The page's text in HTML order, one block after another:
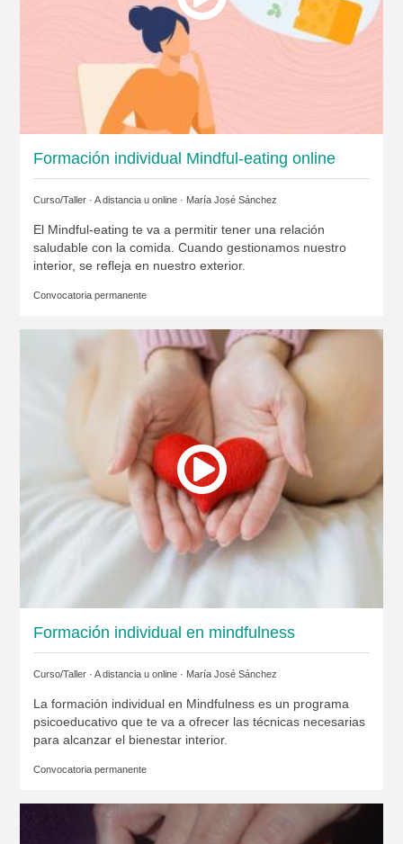
Formación individual Mindful-eating online
Curso/Taller · A distancia u online · María José Sánchez
El Mindful-eating te va a permitir tener una relación
saludable con la comida. Cuando gestionamos nuestro
interior, se refleja en nuestro exterior.
Convocatoria permanente
Formación individual en mindfulness
Curso/Taller · A distancia u online · María José Sánchez
La formación individual en Mindfulness es un programa
psicoeducativo que te va a ofrecer las técnicas necesarias
para alcanzar el bienestar interior.
Convocatoria permanente